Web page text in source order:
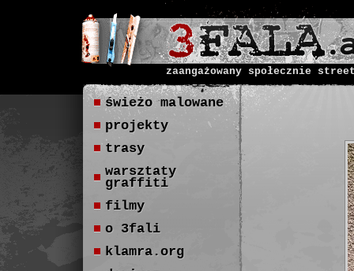
zaangażowany społecznie
świeżo malowane
projekty
trasy
warsztaty
graffiti
filmy
o 3fali
klamra.org